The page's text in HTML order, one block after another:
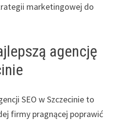
marketingowej do
agencję
SEO w Szczecinie to
firmy pragnącej poprawić